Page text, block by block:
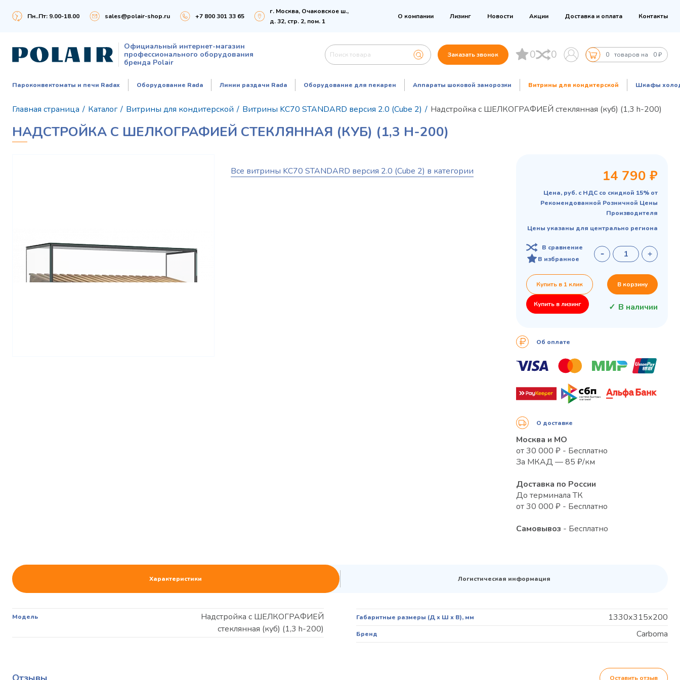
Пн..Пт: 9.00-18.00 sales@polair-shop.ru +7 800 301 33 65
г. Москва, Очаковское ш.,
д. 32, стр. 2, пом. 1
О компании Лизинг Новости Акции Доставка и оплата Контакты
Официальный интернет-магазин
профессионального оборудования
бренда Polair
Заказать звонок 0 0 0 товаров на 0 ₽
Пароконвектоматы и печи Radax Оборудование Rada Линии раздачи Rada Оборудование для пекарен Аппараты шоковой заморозки Витрины для кондитерской Шкафы
Главная страница / Каталог / Витрины для кондитерской / Витрины KC70 STANDARD версия 2.0 (Cube 2) / Надстройка с ШЕЛКОГРАФИЕЙ стеклянная (куб) (1,3 h-200)
НАДСТРОЙКА С ШЕЛКОГРАФИЕЙ СТЕКЛЯННАЯ (КУБ) (1,3 H-200)
Все витрины KC70 STANDARD версия 2.0 (Cube 2) в категории 14 790 ₽
Цена, руб. с НДС со скидкой 15% от
Рекомендованной Розничной Цены
Производителя
Цены указаны для центрально региона
В сравнение
В избранное
Купить в 1 клик В корзину
Купить в лизинг В наличии
Об оплате
О доставке
Москва и МО
от 30 000 ₽ - Бесплатно
За МКАД — 85 ₽/км
Доставка по России
До терминала ТК
от 30 000 ₽ - Бесплатно
Самовывоз - Бесплатно
Характеристики Логистическая информация
Модель
Надстройка с ШЕЛКОГРАФИЕЙ
стеклянная (куб) (1,3 h-200)
Габаритные размеры (Д х Ш х В), мм 1330х315х200
Бренд Carboma
Оставить отзыв